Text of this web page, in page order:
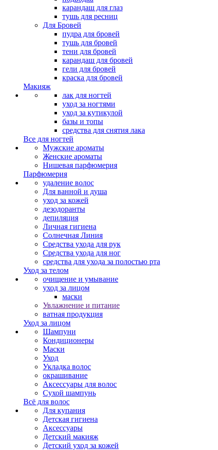
карандаш для глаз
тушь для ресниц
Для Бровей
пудра для бровей
тушь для бровей
тени для бровей
карандаш для бровей
гели для бровей
краска для бровей
Макияж
лак для ногтей
уход за ногтями
уход за кутикулой
базы и топы
средства для снятия лака
Все для ногтей
Мужские ароматы
Женские ароматы
Нишевая парфюмерия
Парфюмерия
удаление волос
Для ванной и душа
уход за кожей
дезодоранты
депиляция
Личная гигиена
Солнечная Линия
Средства ухода для рук
Средства ухода для ног
средства для ухода за полостью рта
Уход за телом
очищение и умывание
уход за лицом
маски
Увлажнение и питание
ватная продукция
Уход за лицом
Шампуни
Кондиционеры
Маски
Уход
Укладка волос
окрашивание
Аксессуары для волос
Сухой шампунь
Всё для волос
Для купания
Детская гигиена
Аксессуары
Детский макияж
Детский уход за кожей